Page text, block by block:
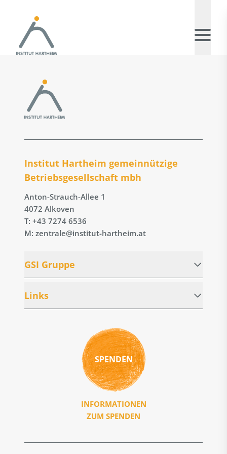
Institut Hartheim gemeinnützige
Betriebs­gesellschaft mbh
Anton-Strauch-Allee 1
4072 Alkoven
T: +43 7274 6536
M: zentrale@institut-hartheim.at
GSI Gruppe
Links
SPENDEN
INFORMATIONEN
ZUM SPENDEN